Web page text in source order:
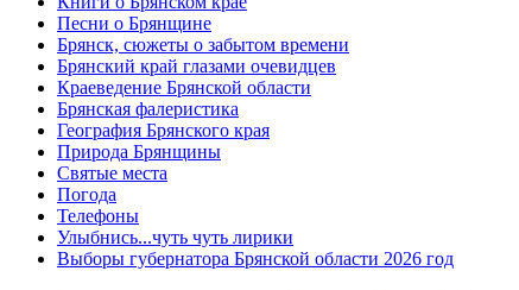
Песни о Брянщине
Брянск, сюжеты о забытом времени
Брянский край глазами очевидцев
Краеведение Брянской области
Брянская фалеристика
География Брянского края
Природа Брянщины
Святые места
Погода
Телефоны
Улыбнись...чуть чуть лирики
Выборы губернатора Брянской области 2026 год